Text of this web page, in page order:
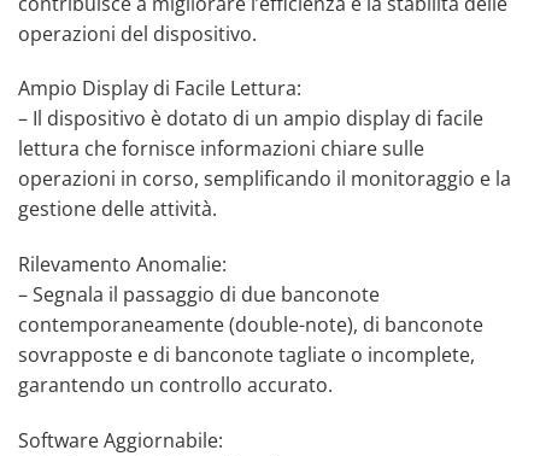
operazioni del dispositivo.
Ampio Display di Facile Lettura:
– Il dispositivo è dotato di un ampio display di facile
lettura che fornisce informazioni chiare sulle
operazioni in corso, semplificando il monitoraggio e la
gestione delle attività.
Rilevamento Anomalie:
– Segnala il passaggio di due banconote
contemporaneamente (double-note), di banconote
sovrapposte e di banconote tagliate o incomplete,
garantendo un controllo accurato.
Software Aggiornabile: